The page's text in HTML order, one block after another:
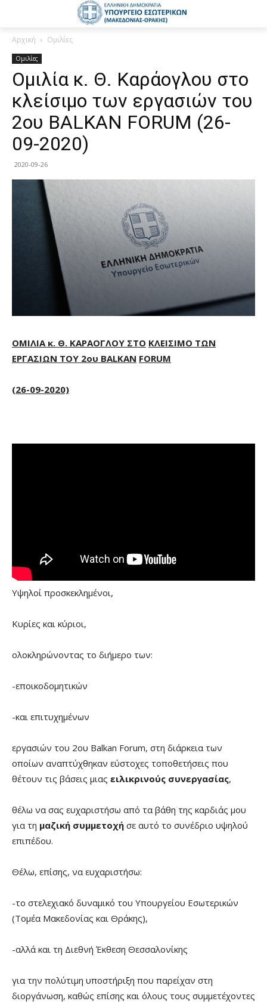
Αρχική Ομιλίες
Ομιλίες
Ομιλία κ. Θ. Καράογλου στο
κλείσιμο των εργασιών του
2ου BALKAN FORUM (26-
09-2020)
2020-09-26
ΟΜΙΛΙΑ κ. Θ. ΚΑΡΑΟΓΛΟΥ ΣΤO ΚΛΕΙΣΙΜΟ ΤΩΝ
ΕΡΓΑΣΙΩΝ ΤΟΥ 2ου BALKAN FORUM
(26-09-2020)
Υψηλοί προσκεκλημένοι,
Κυρίες και κύριοι,
ολοκληρώνοντας το διήμερο των:
-εποικοδομητικών
-και επιτυχημένων
εργασιών του 2ου Balkan Forum, στη διάρκεια των
οποίων αναπτύχθηκαν εύστοχες τοποθετήσεις που
θέτουν τις βάσεις μιας ειλικρινούς συνεργασίας,
θέλω να σας ευχαριστήσω από τα βάθη της καρδιάς μου
για τη μαζική συμμετοχή σε αυτό το συνέδριο υψηλού
επιπέδου.
Θέλω, επίσης, να ευχαριστήσω:
-το στελεχιακό δυναμικό του Υπουργείου Εσωτερικών
(Τομέα Μακεδονίας και Θράκης),
-αλλά και τη Διεθνή Έκθεση Θεσσαλονίκης
για την πολύτιμη υποστήριξη που παρείχαν στη
διοργάνωση, καθώς επίσης και όλους τους συμμετέχοντες